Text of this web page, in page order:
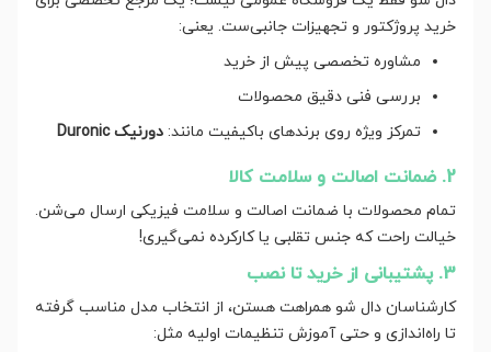
خرید پروژکتور و تجهیزات جانبی‌ست. یعنی:
مشاوره تخصصی پیش از خرید
بررسی فنی دقیق محصولات
تمرکز ویژه روی برندهای باکیفیت مانند: دورنیک Duronic
2. ضمانت اصالت و سلامت کالا
تمام محصولات با ضمانت اصالت و سلامت فیزیکی ارسال می‌شن.
خیالت راحت که جنس تقلبی یا کارکرده نمی‌گیری!
3. پشتیبانی از خرید تا نصب
کارشناسان دال شو همراهت هستن، از انتخاب مدل مناسب گرفته
تا راه‌اندازی و حتی آموزش تنظیمات اولیه مثل: